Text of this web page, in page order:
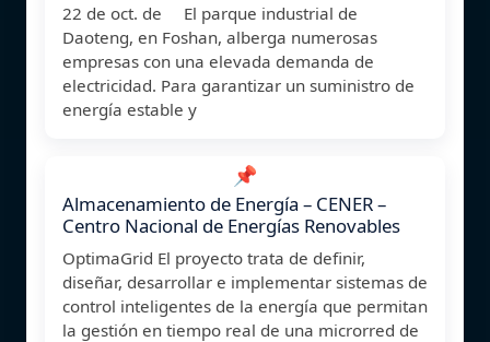
22 de oct. de El parque industrial de
Daoteng, en Foshan, alberga numerosas
empresas con una elevada demanda de
electricidad. Para garantizar un suministro de
energía estable y
📌
Almacenamiento de Energía – CENER –
Centro Nacional de Energías Renovables
OptimaGrid El proyecto trata de definir,
diseñar, desarrollar e implementar sistemas de
control inteligentes de la energía que permitan
la gestión en tiempo real de una microrred de